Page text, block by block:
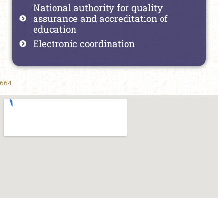
National authority for quality
assurance and accreditation of
education
Electronic coordination
664